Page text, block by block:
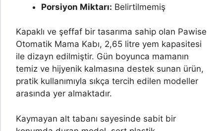
Porsiyon Miktarı: Belirtilmemiş
Kapaklı ve şeffaf bir tasarıma sahip olan Pawise
Otomatik Mama Kabı, 2,65 litre yem kapasitesi
ile dizayn edilmiştir. Gün boyunca mamanın
temiz ve hijyenik kalmasına destek sunan ürün,
pratik kullanımıyla sıkça tercih edilen modeller
arasında yer almaktadır.
Kaymayan alt tabanı sayesinde sabit bir